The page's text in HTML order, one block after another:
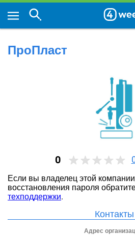
ПроПласт
0
Если вы владелец этой
восстановления пароля
техподдержки.
Контакты
Адрес